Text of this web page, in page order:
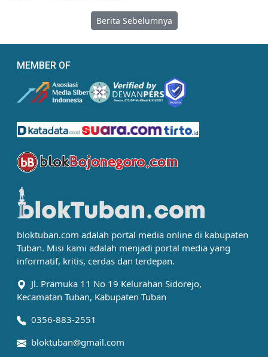
Berita Sebelumnya
MEMBER OF
bloktuban.com adalah portal media online di kabupaten
Tuban. Misi kami adalah menjadi portal media yang
informatif, kritis, cerdas dan terdepan.
Jl. Pramuka 11 No 19 Kelurahan Sidorejo,
Kecamatan Tuban, Kabupaten Tuban
0356-883-2551
bloktuban@gmail.com